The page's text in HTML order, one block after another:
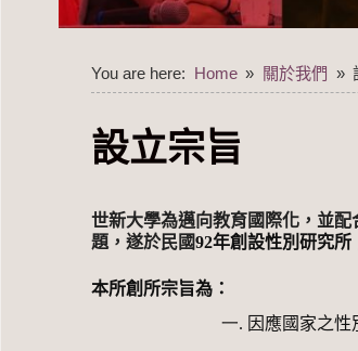
You are here: Home 關於我們
設立宗旨
世新大學為邁向教育國際化，並
題，遂於民國92年創設性別研究所
本所創所宗旨為：
一. 因應國家之性